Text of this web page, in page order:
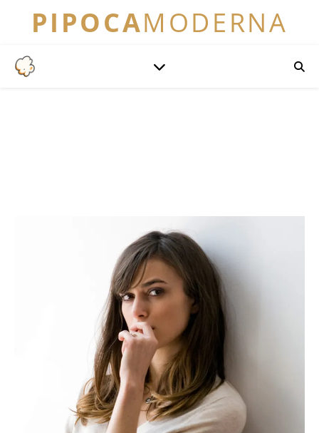
PIPOCAMODERNA